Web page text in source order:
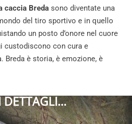
caccia Breda sono diventate una
del tiro sportivo e in quello
un posto d’onore nel cuore
custodiscono con cura e
Breda è storia, è emozione, è
DETTAGLI…